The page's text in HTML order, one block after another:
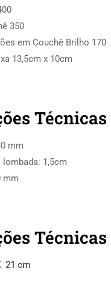
350
em Couchê Brilho 170
13,5cm x 10cm
mm
lombada: 1,5cm
mm
21 cm